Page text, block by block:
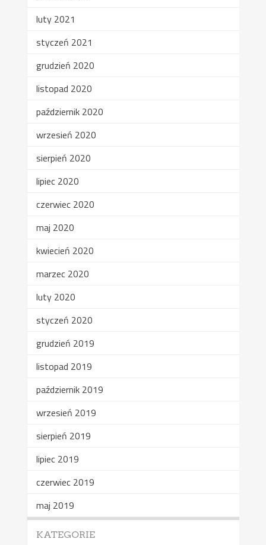
luty 2021
styczeń 2021
grudzień 2020
listopad 2020
październik 2020
wrzesień 2020
sierpień 2020
lipiec 2020
czerwiec 2020
maj 2020
kwiecień 2020
marzec 2020
luty 2020
styczeń 2020
grudzień 2019
listopad 2019
październik 2019
wrzesień 2019
sierpień 2019
lipiec 2019
czerwiec 2019
maj 2019
KATEGORIE